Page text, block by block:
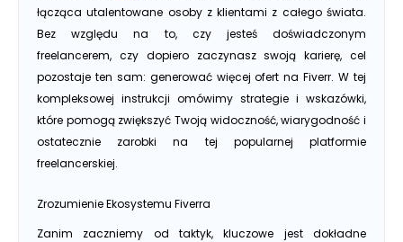
łącząca utalentowane osoby z klientami z całego świata.
Bez względu na to, czy jesteś doświadczonym
freelancerem, czy dopiero zaczynasz swoją karierę, cel
pozostaje ten sam: generować więcej ofert na Fiverr. W tej
kompleksowej instrukcji omówimy strategie i wskazówki,
które pomogą zwiększyć Twoją widoczność, wiarygodność i
ostatecznie zarobki na tej popularnej platformie
freelancerskiej.
Zrozumienie Ekosystemu Fiverra
Zanim zaczniemy od taktyk, kluczowe jest dokładne